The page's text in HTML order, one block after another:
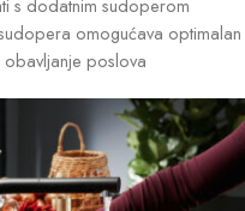
omogućava
obavljanje poslova